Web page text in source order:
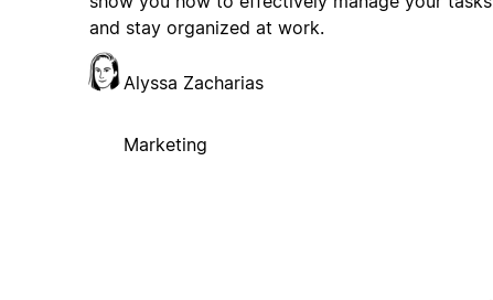
and stay organized at work.
Alyssa Zacharias
Marketing